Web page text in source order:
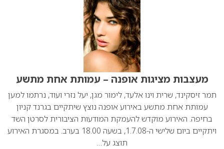
מעצבות מציגות אופנה – עמותת אחת מתשע
תמר זיסקינד, שרית וינו אלעד, לימור מגן, יעל נזרי ועוד, נרתמו למען
עמותת אחת מתשע באירוע אופנה נוצץ שיתקיים בגרנד קניון
בחיפה. האירוע מוקדש להעמקת המודעות הציבורית לסרטן השד
ויתקיים ביום שלישי ה-1.7.08, בשעה 18.00 בערב. במסגרת האירוע
תוצג על…